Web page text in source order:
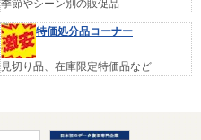
季節やシーン別の販促品
特価処分品コーナー
見切り品、在庫限定特価品など